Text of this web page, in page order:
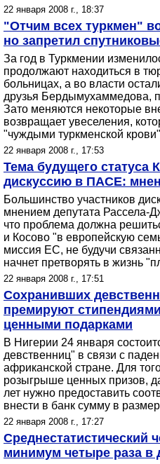
22 января 2008 г., 18:37
"Отчим всех туркмен"
но запретил
За год в Туркмении
продолжают находиться в
больницах, а во власти
друзья Бердымухаммедова,
Зато меняются некоторые
возвращает увеселения,
"чуждыми туркменской
22 января 2008 г., 17:53
Тема будущего статуса
дискуссию в ПАСЕ:
Большинство участников
мнением депутата Рассела-
что проблема должна
и Косово "в европейскую
миссия ЕС, не будучи
начнет претворять в жизнь
22 января 2008 г., 17:51
Сохранивших
премируют
ценными подарками
В Нигерии 24 января
девственниц" в связи с
африканской стране. Для
розыгрыше ценных призов,
лет нужно предоставить
внести в банк сумму в
22 января 2008 г., 17:27
Среднестатистический
минимум четыре раза в